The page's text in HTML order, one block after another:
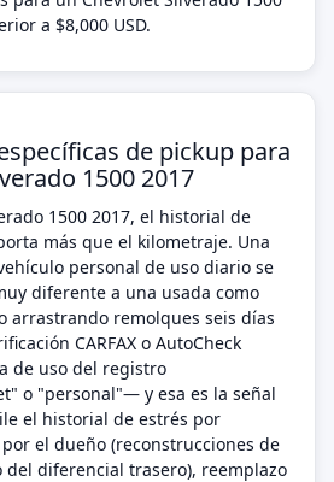
a $8,000 USD.
de pickup para
1500 2017
1500 2017, el historial de
más que el kilometraje. Una
personal de uso diario se
diferente a una usada como
arrastrando remolques seis días
CARFAX o AutoCheck
de uso del registro
o "personal"— y esa es la señal
el historial de estrés por
el dueño (reconstrucciones de
diferencial trasero), reemplazo